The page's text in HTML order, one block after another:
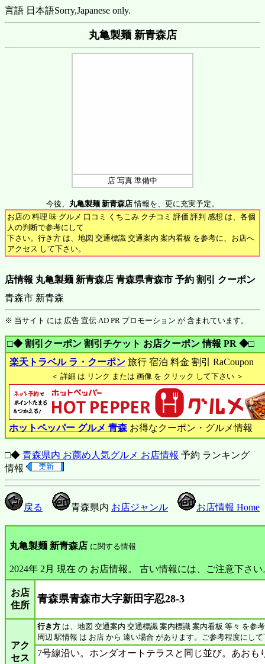
言語 日本語Sorry,Japanese only.
丸亀製麺 新青森店
店 写真 準備中
今後、 丸亀製麺 新青森店情報を、更に充実予定。
お店の 料理 味 グルメ 口コミ くちこみ クチコミ 評価 評判 感想 は、各個
人の判断で参考にして
下さい。行き方 は、地図 交通標識 交通案内 案内看板 を参考に、お店へ
アクセス して下さい。
店情報 丸亀製麺 新青森店 青森県青森市 予約 割引 クーポン
青森市 新青森
※ 当サイト には 広告 宣伝 AD PR プロモーション が 含まれています。
□◆ 割引クーポン 割引チケット お店クーポン 情報 PR ◆□
楽天トラベル ラ・クーポン 旅行 宿泊 料金 割引 RaCoupon
＜ 詳細 は リンク または 画像 を クリック して下さい ＞
ホットペッパー グルメ 青森お得なクーポン・グルメ情報
□◆ 青森県内 お薦め人気グルメ お店情報 予約 ランキング
情報
戻る 青森県内 お店ジャンル お店情報 Home
丸亀製麺 新青森店 に関する情報
2024年 2月 現在 の お店情報。 古い情報には、ご注意下さい
お店
住所
青森県青森市大字新田字忍28-3
アク
セス
行き方 は、地図 交通案内 交通標識 案内標識 案内看板 等々 を参
周辺 駅情報 は お店 から 遠い場合 があります。ご参考程度にし
7号線沿い。ホンダオートテラスと同じ並び。あおも